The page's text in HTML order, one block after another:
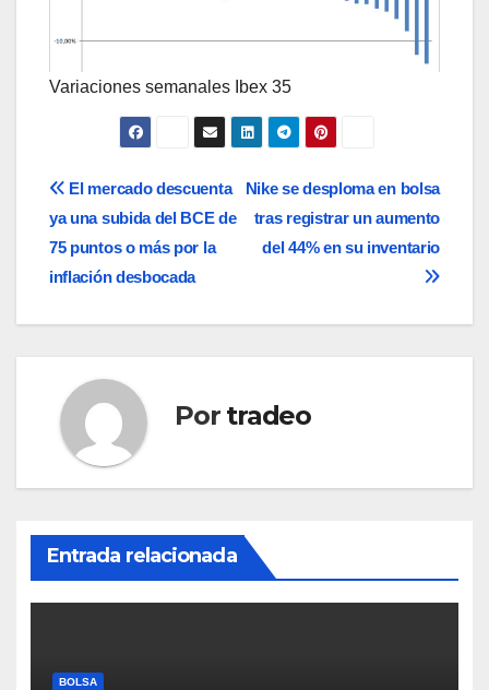
Variaciones semanales Ibex 35
Navegación
de
entradas
Nike se desploma en bolsa
tras registrar un aumento
del 44% en su inventario
El mercado descuenta
ya una subida del BCE de
75 puntos o más por la
inflación desbocada
Por tradeo
Entrada relacionada
BOLSA